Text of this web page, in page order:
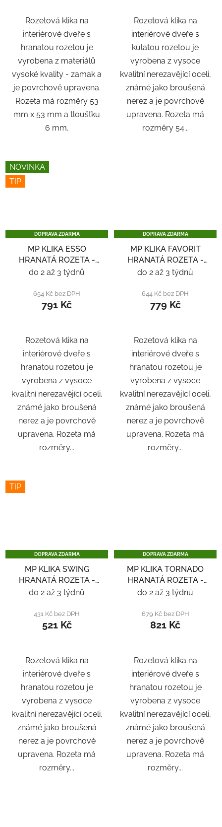
Rozetová klika na
interiérové ​​dveře s
hranatou rozetou je
vyrobena z materiálů
vysoké kvality - zamak a
je povrchově upravena.
Rozeta má rozměry 53
mm x 53 mm a tloušťku
6 mm.
Rozetová klika na
interiérové ​​dveře s
kulatou rozetou je
vyrobena z vysoce
kvalitní nerezavějící oceli,
známé jako broušená
nerez a je povrchově
upravena. Rozeta má
rozměry 54...
NOVINKA
TIP
DOPRAVA ZDARMA
MP KLIKA ESSO
HRANATÁ ROZETA -
ČERNÁ
do 2 až 3 týdnů
654 Kč bez DPH
791 Kč
Rozetová klika na
interiérové ​​dveře s
hranatou rozetou je
vyrobena z vysoce
kvalitní nerezavějící oceli,
známé jako broušená
nerez a je povrchově
upravena. Rozeta má
rozměry...
DOPRAVA ZDARMA
MP KLIKA FAVORIT
HRANATÁ ROZETA -
ČERNÁ
do 2 až 3 týdnů
644 Kč bez DPH
779 Kč
Rozetová klika na
interiérové ​​dveře s
hranatou rozetou je
vyrobena z vysoce
kvalitní nerezavějící oceli,
známé jako broušená
nerez a je povrchově
upravena. Rozeta má
rozměry...
TIP
DOPRAVA ZDARMA
MP KLIKA SWING
HRANATÁ ROZETA -
NEREZ
do 2 až 3 týdnů
431 Kč bez DPH
521 Kč
Rozetová klika na
interiérové ​​dveře s
hranatou rozetou je
vyrobena z vysoce
kvalitní nerezavějící oceli,
známé jako broušená
nerez a je povrchově
upravena. Rozeta má
rozměry...
DOPRAVA ZDARMA
MP KLIKA TORNADO
HRANATÁ ROZETA -
NEREZ
do 2 až 3 týdnů
679 Kč bez DPH
821 Kč
Rozetová klika na
interiérové ​​dveře s
hranatou rozetou je
vyrobena z vysoce
kvalitní nerezavějící oceli,
známé jako broušená
nerez a je povrchově
upravena. Rozeta má
rozměry...